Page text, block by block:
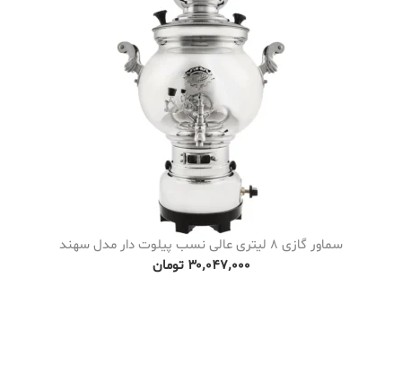
سماور گازی 8 لیتری عالی نسب پیلوت دار مدل سهند
۳۰٬۰۴۷٬۰۰۰ تومان